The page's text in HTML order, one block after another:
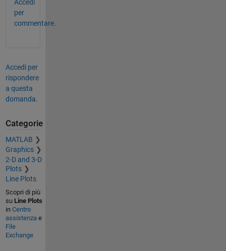
Accedi
per
commentare.
Accedi per
rispondere
a questa
domanda.
Categorie
MATLAB
Graphics
2-D and 3-D
Plots
Line Plots
Scopri di più
su Line Plots
in Centro
assistenzae
File
Exchange